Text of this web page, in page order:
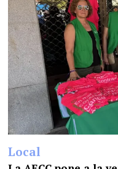
Local